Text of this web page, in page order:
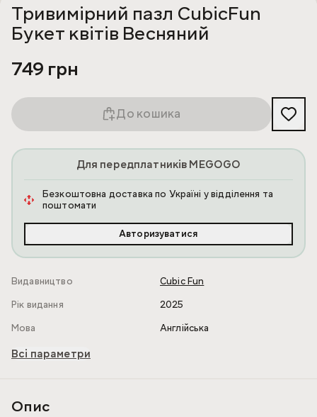
Тривимірний пазл CubicFun
Букет квітів Весняний
749 грн
До кошика
Для передплатників MEGOGO
Безкоштовна доставка по Україні у відділення та
поштомати
Авторизуватися
Видавництво
Cubic Fun
Рік видання
2025
Мова
Англійська
Всі параметри
Опис